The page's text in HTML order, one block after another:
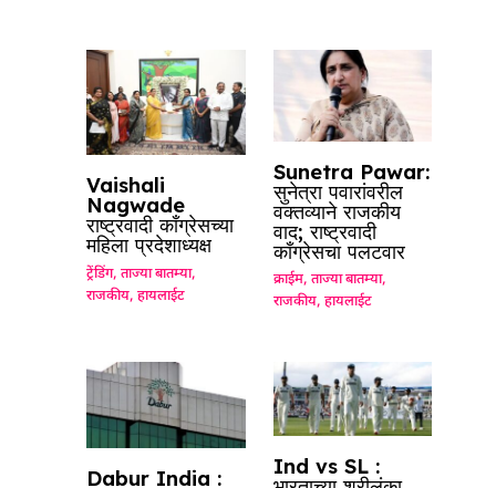
Vaishali
Nagwade
राष्ट्रवादी काँग्रेसच्या
महिला प्रदेशाध्यक्ष
ट्रेंडिंग,ताज्या बातम्या,
राजकीय,हायलाईट
Sunetra Pawar:
सुनेत्रा पवारांवरील
वक्तव्याने राजकीय
वाद; राष्ट्रवादी
काँग्रेसचा पलटवार
क्राईम, ताज्या बातम्या,
राजकीय, हायलाईट
Dabur India : Ind vs SL :